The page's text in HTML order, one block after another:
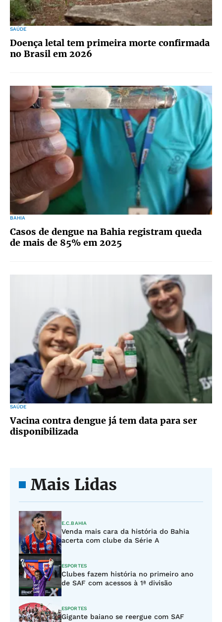
SAÚDE
Doença letal tem primeira morte confirmada
no Brasil em 2026
BAHIA
Casos de dengue na Bahia registram queda
de mais de 85% em 2025
SAÚDE
Vacina contra dengue já tem data para ser
disponibilizada
Mais Lidas
E.C.BAHIA
Venda mais cara da história do Bahia
acerta com clube da Série A
ESPORTES
Clubes fazem história no primeiro ano
de SAF com acessos à 1ª divisão
ESPORTES
Gigante baiano se reergue com SAF